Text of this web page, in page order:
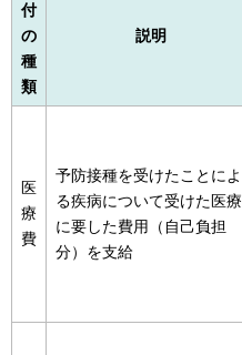
付
の
種
類
説明
医
療
費
予防接種を受けたことによ
る疾病について受けた医療
に要した費用（自己負担
分）を支給